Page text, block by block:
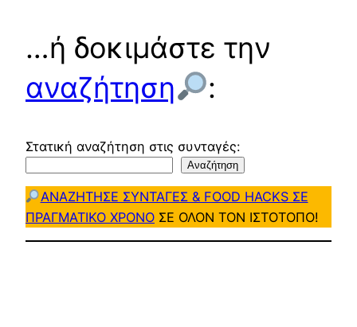
…ή δοκιμάστε την
αναζήτηση
:
Στατική αναζήτηση στις συνταγές:
Αναζήτηση
ΑΝΑΖΗΤΗΣΕ ΣΥΝΤΑΓΕΣ & FOOD HACKS ΣΕ
ΠΡΑΓΜΑΤΙΚΟ ΧΡΟΝΟ ΣΕ ΟΛΟΝ ΤΟΝ ΙΣΤΟΤΟΠΟ!